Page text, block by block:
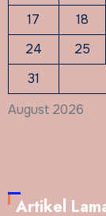
August 2026
17
18
24
25
31
Artikel